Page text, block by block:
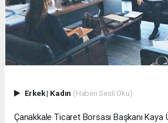
Erkek| Kadın (Haberi Sesli Oku)
Çanakkale Ticaret Borsası Başkanı Kaya